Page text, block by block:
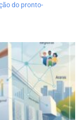
do pronto-